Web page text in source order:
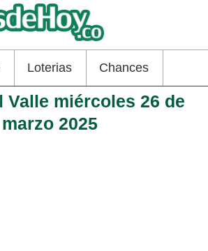
Loterias Chances
Valle miércoles 26 de
marzo 2025